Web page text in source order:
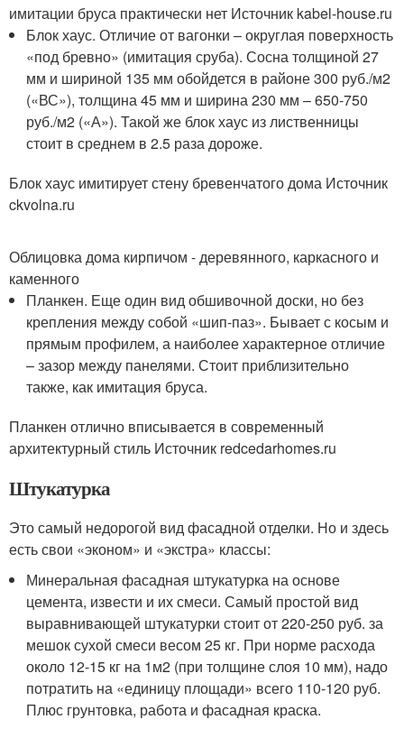
имитации бруса практически нет Источник kabel-house.ru
Блок хаус. Отличие от вагонки – округлая поверхность
«под бревно» (имитация сруба). Сосна толщиной 27
мм и шириной 135 мм обойдется в районе 300 руб./м2
(«ВС»), толщина 45 мм и ширина 230 мм – 650-750
руб./м2 («А»). Такой же блок хаус из лиственницы
стоит в среднем в 2.5 раза дороже.
Блок хаус имитирует стену бревенчатого дома Источник
ckvolna.ru
Облицовка дома кирпичом - деревянного, каркасного и
каменного
Планкен. Еще один вид обшивочной доски, но без
крепления между собой «шип-паз». Бывает с косым и
прямым профилем, а наиболее характерное отличие
– зазор между панелями. Стоит приблизительно
также, как имитация бруса.
Планкен отлично вписывается в современный
архитектурный стиль Источник redcedarhomes.ru
Штукатурка
Это самый недорогой вид фасадной отделки. Но и здесь
есть свои «эконом» и «экстра» классы:
Минеральная фасадная штукатурка на основе
цемента, извести и их смеси. Самый простой вид
выравнивающей штукатурки стоит от 220-250 руб. за
мешок сухой смеси весом 25 кг. При норме расхода
около 12-15 кг на 1м2 (при толщине слоя 10 мм), надо
потратить на «единицу площади» всего 110-120 руб.
Плюс грунтовка, работа и фасадная краска.